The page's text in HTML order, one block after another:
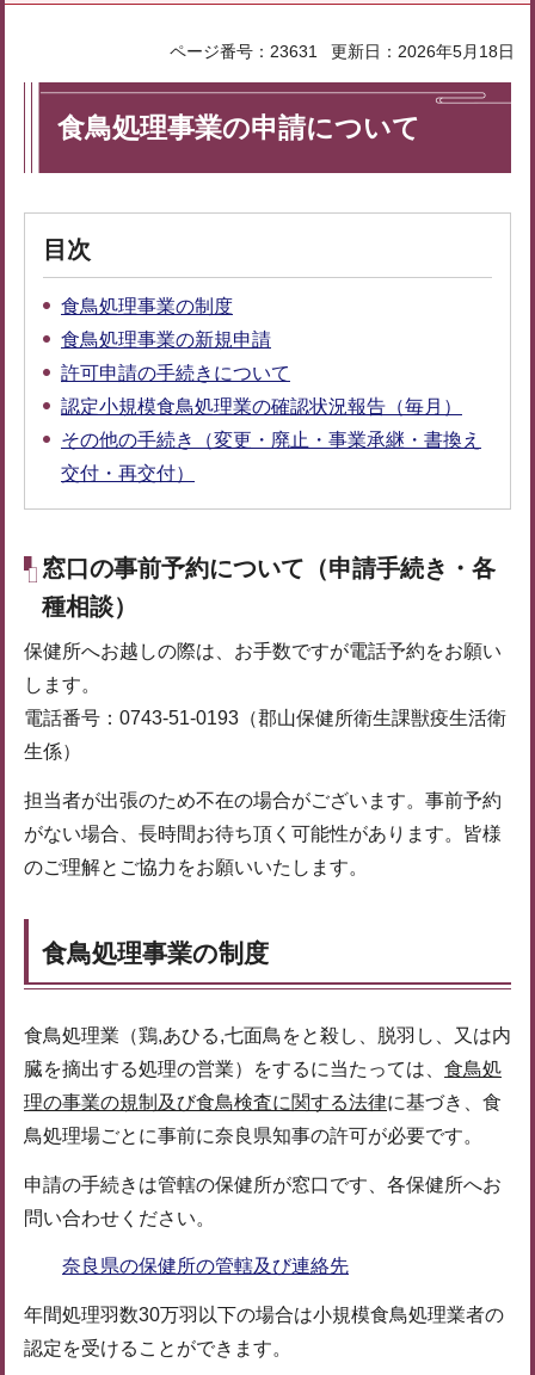
ページ番号：23631 更新日：2026年5月18日
食鳥処理事業の申請について
目次
食鳥処理事業の制度
食鳥処理事業の新規申請
許可申請の手続きについて
認定小規模食鳥処理業の確認状況報告（毎月）
その他の手続き（変更・廃止・事業承継・書換え
交付・再交付）
窓口の事前予約について（申請手続き・各
種相談）
保健所へお越しの際は、お手数ですが電話予約をお願い
します。
電話番号：0743-51-0193（郡山保健所衛生課獣疫生活衛
生係）
担当者が出張のため不在の場合がございます。事前予約
がない場合、長時間お待ち頂く可能性があります。皆様
のご理解とご協力をお願いいたします。
食鳥処理事業の制度
食鳥処理業（鶏,あひる,七面鳥をと殺し、脱羽し、又は内
臓を摘出する処理の営業）をするに当たっては、 食鳥処
理の事業の規制及び食鳥検査に関する法律に基づき、食
鳥処理場ごとに事前に奈良県知事の許可が必要です。
申請の手続きは管轄の保健所が窓口です、各保健所へお
問い合わせください。
奈良県の保健所の管轄及び連絡先
年間処理羽数30万羽以下の場合は小規模食鳥処理業者の
認定を受けることができます。